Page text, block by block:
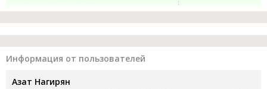
Информация от пользователей
Азат Нагирян